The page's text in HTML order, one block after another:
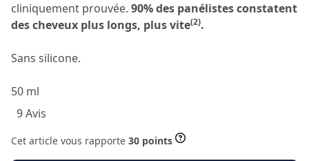
cliniquement prouvée. 90% des panélistes constatent
des cheveux plus longs, plus vite(2).
Sans silicone.
50 ml
9 Avis
Cet article vous rapporte 30 points